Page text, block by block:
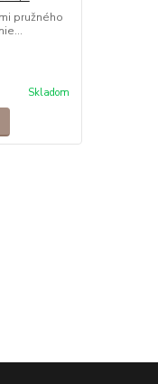
pružného
Skladom